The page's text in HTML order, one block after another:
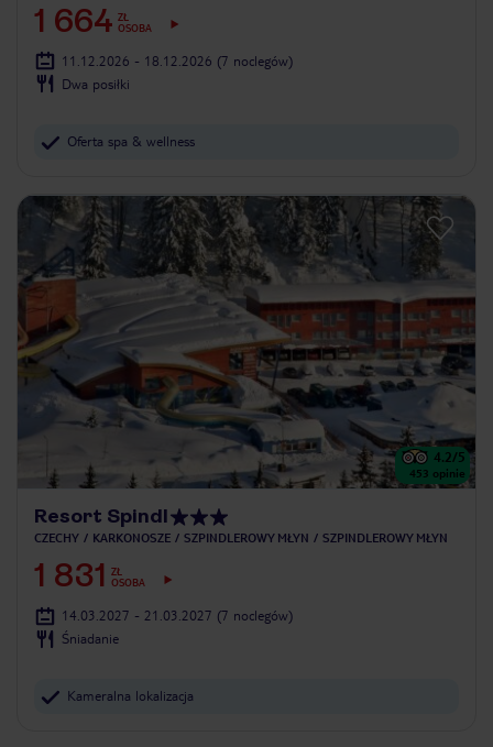
1 664 ZŁ
OSOBA
11.12.2026 - 18.12.2026 (7 noclegów)
Dwa posiłki
Oferta spa & wellness
4.2/5
453 opinie
Resort Spindl
CZECHY KARKONOSZE SZPINDLEROWY MŁYN SZPINDLEROWY MŁYN
1 831
ZŁ
OSOBA
14.03.2027 - 21.03.2027 (7 noclegów)
Śniadanie
Kameralna lokalizacja